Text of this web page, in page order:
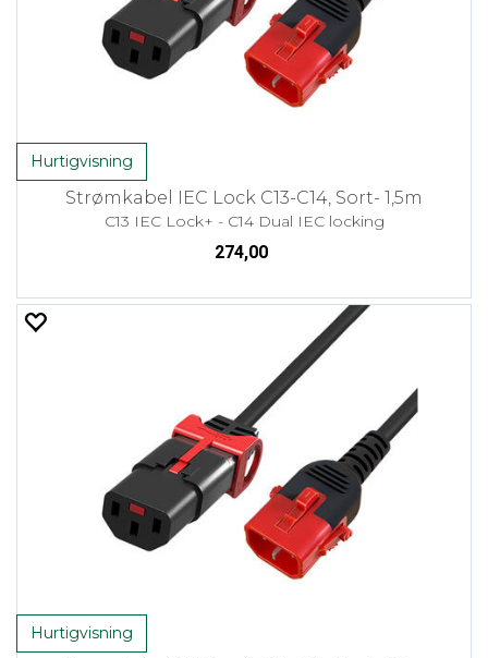
Hurtigvisning
Strømkabel IEC Lock C13-C14, Sort- 1,5m
C13 IEC Lock+ - C14 Dual IEC locking
274,00
Hurtigvisning